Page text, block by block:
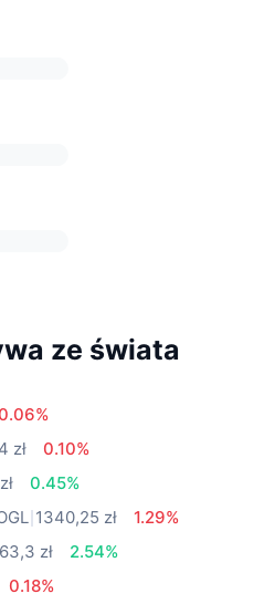
ze świata
zł
0.10%
0.45%
1340,25 zł
1.29%
zł
2.54%
0.18%